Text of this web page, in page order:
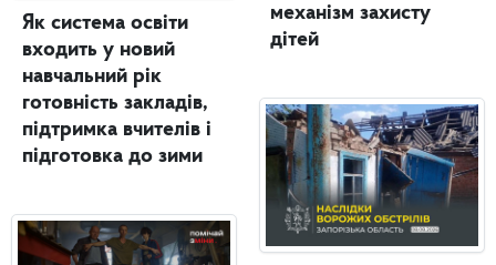
Як система освіти
входить у новий
навчальний рік
готовність закладів,
підтримка вчителів і
підготовка до зими
механізм захисту
дітей